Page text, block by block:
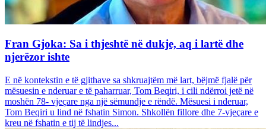
Fran Gjoka: Sa i thjeshtë në dukje, aq i lartë dhe
njerëzor ishte
E në kontekstin e të gjithave sa shkruajtëm më lart, bëjmë fjalë për
mësuesin e nderuar e të paharruar, Tom Beqiri, i cili ndërroi jetë në
moshën 78- vjeçare nga një sëmundje e rëndë. Mësuesi i nderuar,
Tom Beqiri u lind në fshatin Simon. Shkollën fillore dhe 7-vjeçare e
kreu në fshatin e tij të lindjes...